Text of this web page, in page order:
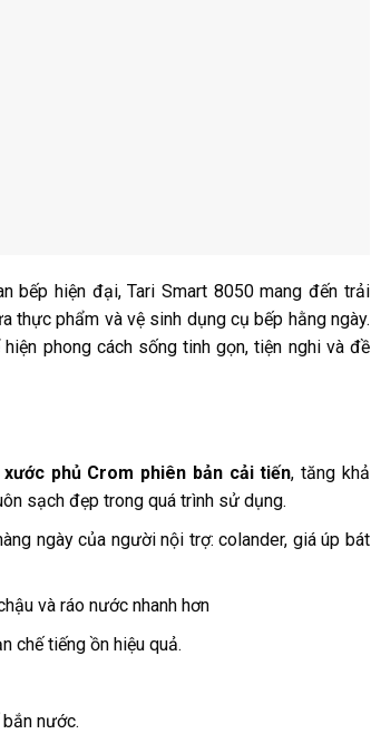
bếp hiện đại, Tari Smart 8050 mang đến trải
thực phẩm và vệ sinh dụng cụ bếp hằng ngày.
phong cách sống tinh gọn, tiện nghi và đề
phủ Crom phiên bản cải tiến, tăng khả
sạch đẹp trong quá trình sử dụng.
ngày của người nội trợ: colander, giá úp bát
và ráo nước nhanh hơn
chế tiếng ồn hiệu quả.
nước.